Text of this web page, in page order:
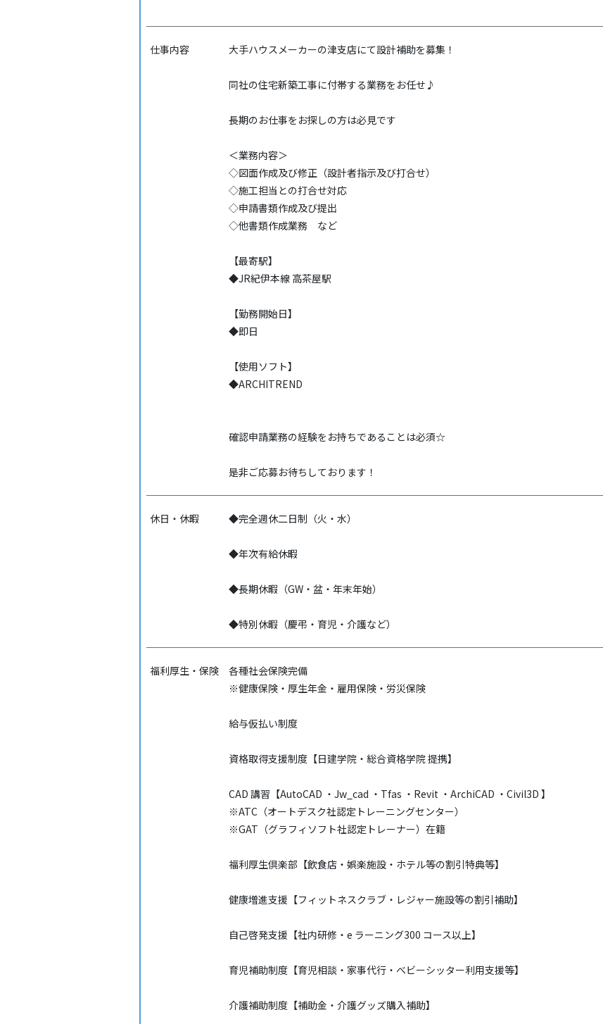
仕事内容 大手ハウスメーカーの津支店にて設計補助を募集！
同社の住宅新築工事に付帯する業務をお任せ♪
長期のお仕事をお探しの方は必見です
＜業務内容＞
◇図面作成及び修正（設計者指示及び打合せ）
◇施工担当との打合せ対応
◇申請書類作成及び提出
◇他書類作成業務 など
【最寄駅】
◆JR紀伊本線 高茶屋駅
【勤務開始日】
◆即日
【使用ソフト】
◆ARCHITREND
確認申請業務の経験をお持ちであることは必須☆
是非ご応募お待ちしております！
休日・休暇 ◆完全週休二日制（火・水）
◆年次有給休暇
◆長期休暇（GW・盆・年末年始）
◆特別休暇（慶弔・育児・介護など）
福利厚生・保険
各種社会保険完備
※健康保険・厚生年金・雇用保険・労災保険
給与仮払い制度
資格取得支援制度【日建学院・総合資格学院 提携】
CAD 講習【AutoCAD ・Jw_cad ・Tfas ・Revit ・ArchiCAD ・Civil3D 】
※ATC（オートデスク社認定トレーニングセンター）
※GAT（グラフィソフト社認定トレーナー）在籍
福利厚生倶楽部【飲食店・娯楽施設・ホテル等の割引特典等】
健康増進支援【フィットネスクラブ・レジャー施設等の割引補助】
自己啓発支援【社内研修・e ラーニング300 コース以上】
育児補助制度【育児相談・家事代行・ベビーシッター利用支援等】
介護補助制度【補助金・介護グッズ購入補助】